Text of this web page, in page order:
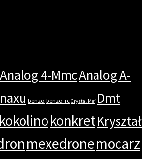
Analog 4-MmcAnalog A-
benzo benzo-rc Crystal Mef Dmt
kokolinokonkretKryształ
mexedronemocarz